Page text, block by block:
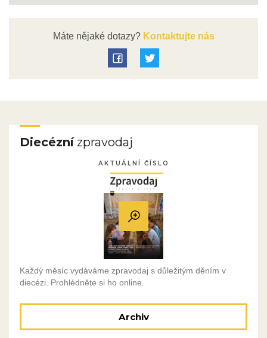
Máte nějaké dotazy?Kontaktujte nás
Diecéznízpravodaj
AKTUÁLNÍ ČÍSLO
Každý měsíc vydáváme zpravodaj s důležitým děním v
diecézi. Prohlédněte si ho online.
Archiv